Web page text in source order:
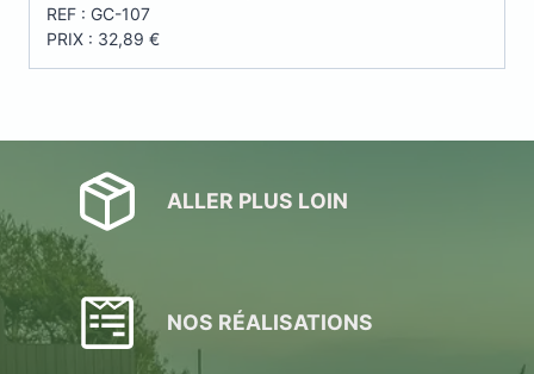
REF : GC-107
PRIX : 32,89 €
ALLER PLUS LOIN
NOS RÉALISATIONS